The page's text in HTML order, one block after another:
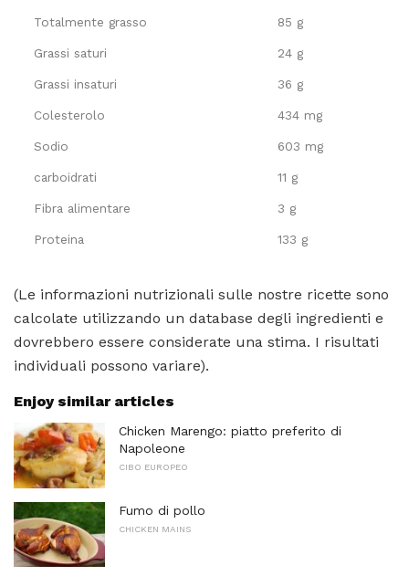
Totalmente grasso 85 g
Grassi saturi 24 g
Grassi insaturi 36 g
Colesterolo 434 mg
Sodio 603 mg
carboidrati 11 g
Fibra alimentare 3 g
Proteina 133 g
(Le informazioni nutrizionali sulle nostre ricette sono
calcolate utilizzando un database degli ingredienti e
dovrebbero essere considerate una stima. I risultati
individuali possono variare).
Enjoy similar articles
Chicken Marengo: piatto preferito di
Napoleone
CIBO EUROPEO
Fumo di pollo
CHICKEN MAINS